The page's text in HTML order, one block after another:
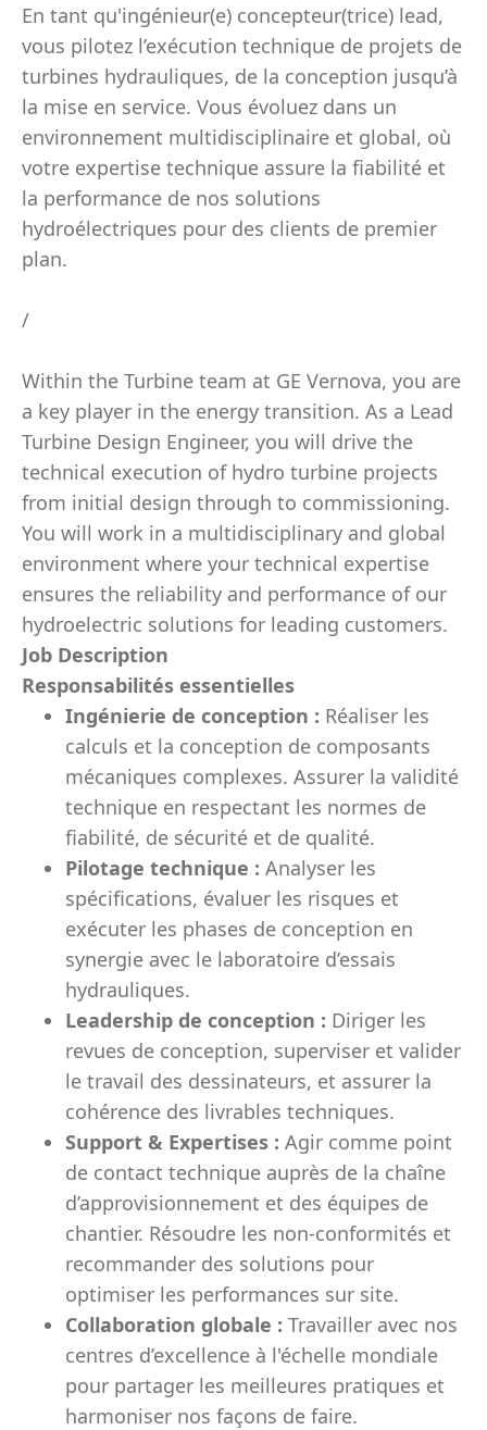
En tant qu'ingénieur(e) concepteur(trice) lead,
vous pilotez l’exécution technique de projets de
turbines hydrauliques, de la conception jusqu’à
la mise en service. Vous évoluez dans un
environnement multidisciplinaire et global, où
votre expertise technique assure la fiabilité et
la performance de nos solutions
hydroélectriques pour des clients de premier
plan.
/
Within the Turbine team at GE Vernova, you are
a key player in the energy transition. As a Lead
Turbine Design Engineer, you will drive the
technical execution of hydro turbine projects
from initial design through to commissioning.
You will work in a multidisciplinary and global
environment where your technical expertise
ensures the reliability and performance of our
hydroelectric solutions for leading customers.
Job Description
Responsabilités essentielles
Ingénierie de conception : Réaliser les
calculs et la conception de composants
mécaniques complexes. Assurer la validité
technique en respectant les normes de
fiabilité, de sécurité et de qualité.
Pilotage technique : Analyser les
spécifications, évaluer les risques et
exécuter les phases de conception en
synergie avec le laboratoire d’essais
hydrauliques.
Leadership de conception : Diriger les
revues de conception, superviser et valider
le travail des dessinateurs, et assurer la
cohérence des livrables techniques.
Support & Expertises : Agir comme point
de contact technique auprès de la chaîne
d’approvisionnement et des équipes de
chantier. Résoudre les non-conformités et
recommander des solutions pour
optimiser les performances sur site.
Collaboration globale : Travailler avec nos
centres d’excellence à l'échelle mondiale
pour partager les meilleures pratiques et
harmoniser nos façons de faire.